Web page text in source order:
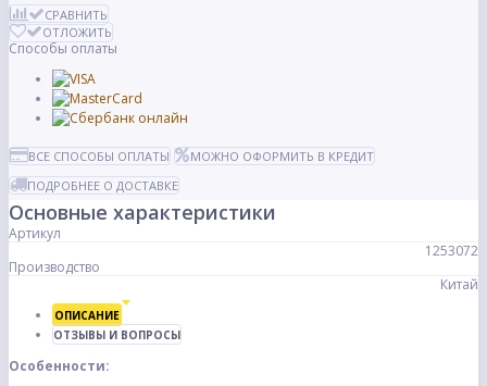
СРАВНИТЬ
ОТЛОЖИТЬ
Способы оплаты
ВСЕ СПОСОБЫ ОПЛАТЫ
МОЖНО ОФОРМИТЬ В КРЕДИТ
ПОДРОБНЕЕ О ДОСТАВКЕ
Основные характеристики
Артикул
1253072
Производство
Китай
ОПИСАНИЕ
ОТЗЫВЫ И ВОПРОСЫ
Особенности: